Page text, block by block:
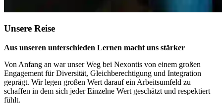
Unsere Reise
Aus unseren unterschieden Lernen macht uns stärker
Von Anfang an war unser Weg bei Nexontis von einem großen
Engagement für Diversität, Gleichberechtigung und Integration
geprägt. Wir legen großen Wert darauf ein Arbeitsumfeld zu
schaffen in dem sich jeder Einzelne Wert geschätzt und respektiert
fühlt.